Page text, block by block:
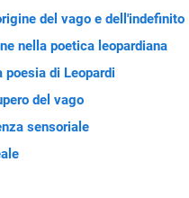
del vago e dell'indefinito
nella poetica leopardiana
di Leopardi
del vago
sensoriale